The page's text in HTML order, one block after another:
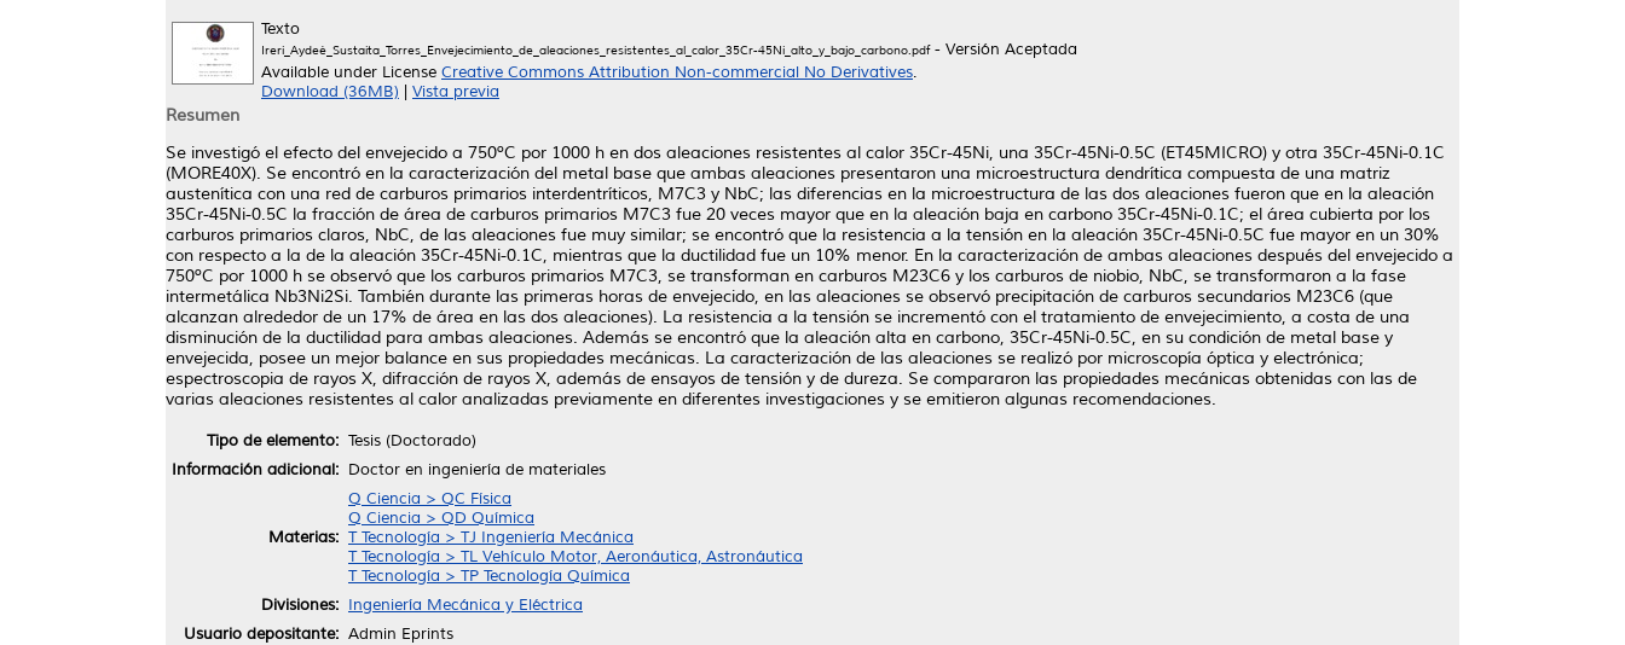
Texto
Ireri_Aydeé_Sustaita_Torres_Envejecimiento_de_aleaciones_resistentes_al_calor_35Cr-45Ni_alto_y_bajo_carbono.pdf- Versión Aceptada
Available under License Creative Commons Attribution Non-commercial No Derivatives.
Download (36MB)
Vista previa
Resumen
Se investigó el efecto del envejecido a 750ºC por 1000 h en dos aleaciones resistentes al calor 35Cr-45Ni, una 35Cr-45Ni-0.5C (ET45MICRO) y otra 35Cr-45Ni-0.1C
(MORE40X). Se encontró en la caracterización del metal base que ambas aleaciones presentaron una microestructura dendrítica compuesta de una matriz
austenítica con una red de carburos primarios interdentríticos, M7C3 y NbC; las diferencias en la microestructura de las dos aleaciones fueron que en la aleación
35Cr-45Ni-0.5C la fracción de área de carburos primarios M7C3 fue 20 veces mayor que en la aleación baja en carbono 35Cr-45Ni-0.1C; el área cubierta por los
carburos primarios claros, NbC, de las aleaciones fue muy similar; se encontró que la resistencia a la tensión en la aleación 35Cr-45Ni-0.5C fue mayor en un 30%
con respecto a la de la aleación 35Cr-45Ni-0.1C, mientras que la ductilidad fue un 10% menor. En la caracterización de ambas aleaciones después del envejecido a
750ºC por 1000 h se observó que los carburos primarios M7C3, se transforman en carburos M23C6 y los carburos de niobio, NbC, se transformaron a la fase
intermetálica Nb3Ni2Si. También durante las primeras horas de envejecido, en las aleaciones se observó precipitación de carburos secundarios M23C6 (que
alcanzan alrededor de un 17% de área en las dos aleaciones). La resistencia a la tensión se incrementó con el tratamiento de envejecimiento, a costa de una
disminución de la ductilidad para ambas aleaciones. Además se encontró que la aleación alta en carbono, 35Cr-45Ni-0.5C, en su condición de metal base y
envejecida, posee un mejor balance en sus propiedades mecánicas. La caracterización de las aleaciones se realizó por microscopía óptica y electrónica;
espectroscopia de rayos X, difracción de rayos X, además de ensayos de tensión y de dureza. Se compararon las propiedades mecánicas obtenidas con las de
varias aleaciones resistentes al calor analizadas previamente en diferentes investigaciones y se emitieron algunas recomendaciones.
Tipo de elemento: Tesis (Doctorado)
Información adicional: Doctor en ingeniería de materiales
Materias:
Q Ciencia > QC Física
Q Ciencia > QD Química
T Tecnología > TJ Ingeniería Mecánica
T Tecnología > TL Vehículo Motor, Aeronáutica, Astronáutica
T Tecnología > TP Tecnología Química
Divisiones: Ingeniería Mecánica y Eléctrica
Usuario depositante: Admin Eprints